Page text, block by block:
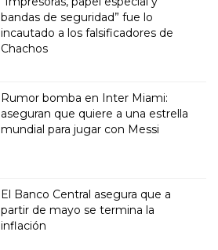
bandas de seguridad” fue lo
incautado a los falsificadores de
Chachos
Rumor bomba en Inter Miami:
aseguran que quiere a una estrella
mundial para jugar con Messi
El Banco Central asegura que a
partir de mayo se termina la
inflación